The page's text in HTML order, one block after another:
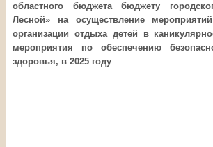
областного бюджета бюджету
Лесной» на осуществление
организации отдыха детей в
мероприятия по обеспечению
здоровья, в 2025 году